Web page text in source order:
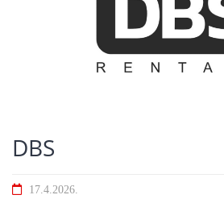
DBS
17.4.2026.